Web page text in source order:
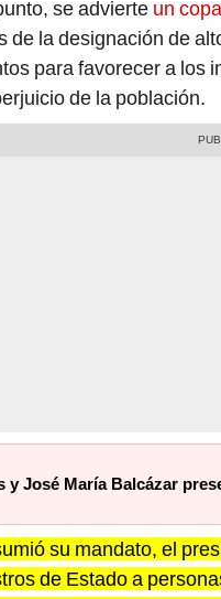
de la designación de
para favorecer a los
de la población.
y José María Balcázar
su mandato, el
de Estado a
e